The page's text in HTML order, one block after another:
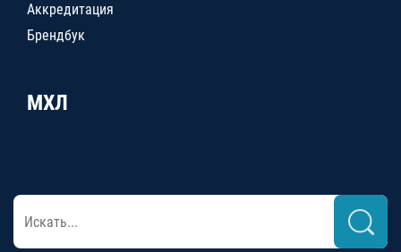
Аккредитация
Брендбук
МХЛ